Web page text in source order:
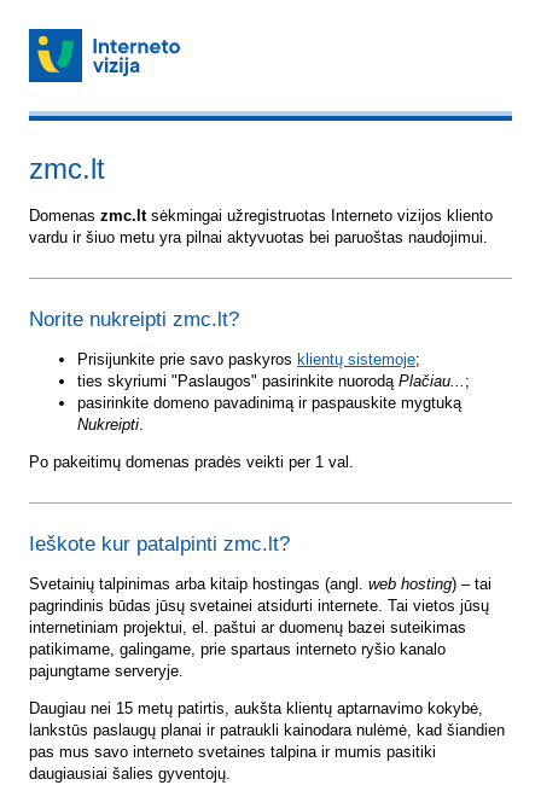
zmc.lt
Domenas zmc.ltsėkmingai užregistruotas Interneto vizijos kliento
vardu ir šiuo metu yra pilnai aktyvuotas bei paruoštas naudojimui.
Norite nukreipti zmc.lt?
Prisijunkite prie savo paskyros klientų sistemoje;
ties skyriumi "Paslaugos" pasirinkite nuorodą Plačiau... ;
pasirinkite domeno pavadinimą ir paspauskite mygtuką
Nukreipti.
Po pakeitimų domenas pradės veikti per 1 val.
Ieškote kur patalpinti zmc.lt?
Svetainių talpinimas arba kitaip hostingas (angl. web hosting) – tai
pagrindinis būdas jūsų svetainei atsidurti internete. Tai vietos jūsų
internetiniam projektui, el. paštui ar duomenų bazei suteikimas
patikimame, galingame, prie spartaus interneto ryšio kanalo
pajungtame serveryje.
Daugiau nei 15 metų patirtis, aukšta klientų aptarnavimo kokybė,
lankstūs paslaugų planai ir patraukli kainodara nulėmė, kad šiandien
pas mus savo interneto svetaines talpina ir mumis pasitiki
daugiausiai šalies gyventojų.